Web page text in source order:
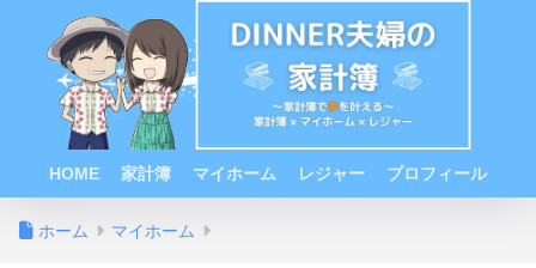
HOME 家計簿 マイホーム レジャー プロフィール
ホーム マイホーム